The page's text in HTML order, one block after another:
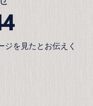
を見たとお伝えく